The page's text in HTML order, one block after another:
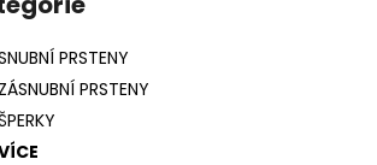
PRSTENY
ZÁSNUBNÍ PRSTENY